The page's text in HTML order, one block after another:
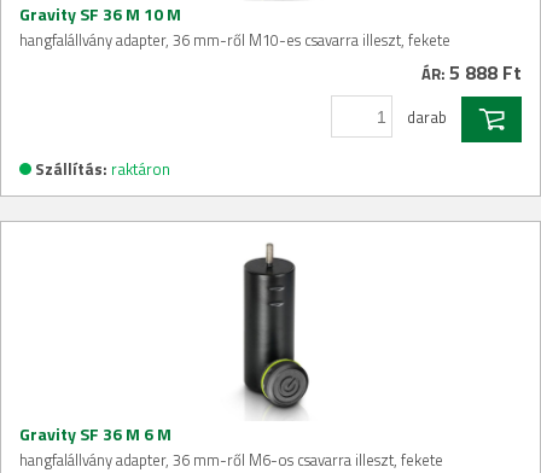
Gravity SF 36 M 10 M
hangfalállvány adapter, 36 mm-ről M10-es csavarra illeszt, fekete
ÁR: 5 888 Ft
darab
Szállítás: raktáron
Gravity SF 36 M 6 M
hangfalállvány adapter, 36 mm-ről M6-os csavarra illeszt, fekete